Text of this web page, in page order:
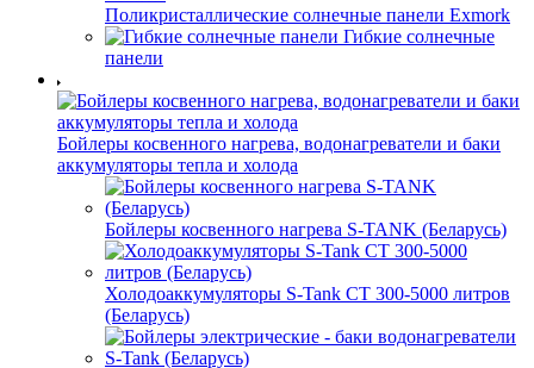
Поликристаллические солнечные панели Exmork
Гибкие солнечные
панели
Бойлеры косвенного нагрева, водонагреватели и баки
аккумуляторы тепла и холода
Бойлеры косвенного нагрева S-TANK (Беларусь)
Холодоаккумуляторы S-Tank СТ 300-5000 литров
(Беларусь)